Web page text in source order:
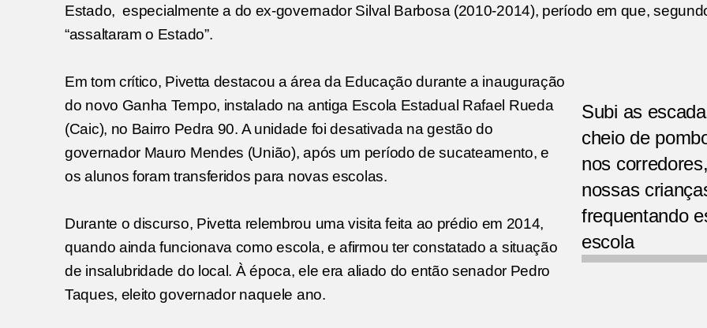
Estado, especialmente a do ex-governador Silval Barbosa (2010-2014), período em que,
“assaltaram o Estado”.
Subi as
cheio de
nos
nossas
frequentando
escola
Em tom crítico, Pivetta destacou a área da Educação durante a inauguração
do novo Ganha Tempo, instalado na antiga Escola Estadual Rafael Rueda
(Caic), no Bairro Pedra 90. A unidade foi desativada na gestão do
governador Mauro Mendes (União), após um período de sucateamento, e
os alunos foram transferidos para novas escolas.
Durante o discurso, Pivetta relembrou uma visita feita ao prédio em 2014,
quando ainda funcionava como escola, e afirmou ter constatado a situação
de insalubridade do local. À época, ele era aliado do então senador Pedro
Taques, eleito governador naquele ano.